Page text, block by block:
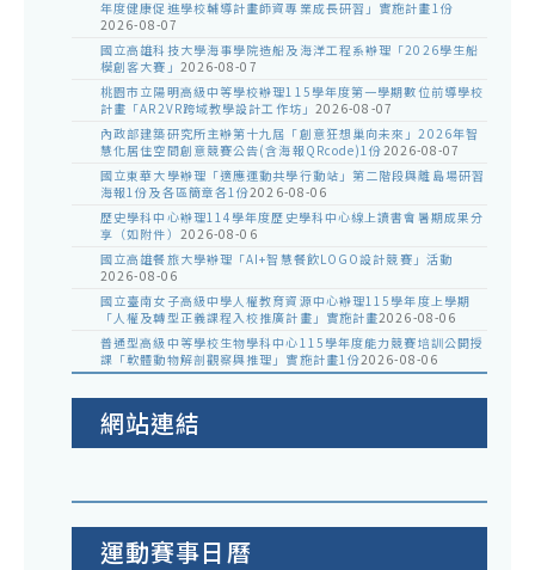
年度健康促進學校輔導計畫師資專業成長研習」實施計畫1份
2026-08-07
國立高雄科技大學海事學院造船及海洋工程系辦理「2026學生船
模創客大賽」 2026-08-07
桃園市立陽明高級中等學校辦理115學年度第一學期數位前導學校
計畫「AR2VR跨域教學設計工作坊」 2026-08-07
內政部建築研究所主辦第十九屆「創意狂想巢向未來」2026年智
慧化居住空間創意競賽公告(含海報QRcode)1份2026-08-07
國立東華大學辦理「適應運動共學行動站」第二階段與離島場研習
海報1份及各區簡章各1份2026-08-06
歷史學科中心辦理114學年度歷史學科中心線上讀書會暑期成果分
享（如附件） 2026-08-06
國立高雄餐旅大學辦理「AI+智慧餐飲LOGO設計競賽」活動
2026-08-06
國立臺南女子高級中學人權教育資源中心辦理115學年度上學期
「人權及轉型正義課程入校推廣計畫」實施計畫2026-08-06
普通型高級中等學校生物學科中心115學年度能力競賽培訓公開授
課「軟體動物解剖觀察與推理」實施計畫1份2026-08-06
網站連結
運動賽事日曆